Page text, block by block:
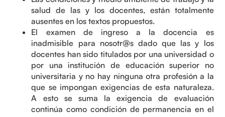
salud de las y los docentes, están totalmente
ausentes en los textos propuestos.
El examen de ingreso a la docencia es
inadmisible para nosotr@s dado que las y los
docentes han sido titulados por una universidad o
por una institución de educación superior no
universitaria y no hay ninguna otra profesión a la
que se impongan exigencias de esta naturaleza.
A esto se suma la exigencia de evaluación
continúa como condición de permanencia en el